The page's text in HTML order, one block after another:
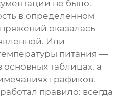
не было.
в определенном
оказалась
Или
питания —
основных таблицах, а
графиков.
правило: всегда